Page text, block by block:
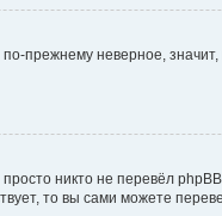
прежнему неверное,
никто не перевёл
то вы сами можете